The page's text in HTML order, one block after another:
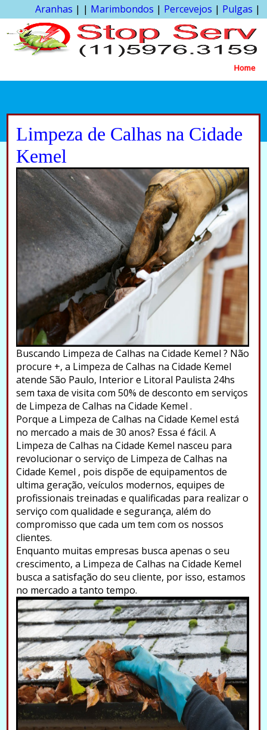
Aranhas | | Marimbondos | Percevejos | Pulgas |
Home
Limpeza de Calhas na Cidade
Kemel
Buscando Limpeza de Calhas na Cidade Kemel ? Não
procure +, a Limpeza de Calhas na Cidade Kemel
atende São Paulo, Interior e Litoral Paulista 24hs
sem taxa de visita com 50% de desconto em serviços
de Limpeza de Calhas na Cidade Kemel .
Porque a Limpeza de Calhas na Cidade Kemel está
no mercado a mais de 30 anos? Essa é fácil. A
Limpeza de Calhas na Cidade Kemel nasceu para
revolucionar o serviço de Limpeza de Calhas na
Cidade Kemel , pois dispõe de equipamentos de
ultima geração, veículos modernos, equipes de
profissionais treinadas e qualificadas para realizar o
serviço com qualidade e segurança, além do
compromisso que cada um tem com os nossos
clientes.
Enquanto muitas empresas busca apenas o seu
crescimento, a Limpeza de Calhas na Cidade Kemel
busca a satisfação do seu cliente, por isso, estamos
no mercado a tanto tempo.